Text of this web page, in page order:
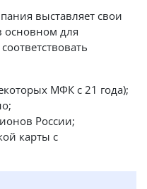
выставляет свои
основном для
МФК с 21 года);
России;
карты с